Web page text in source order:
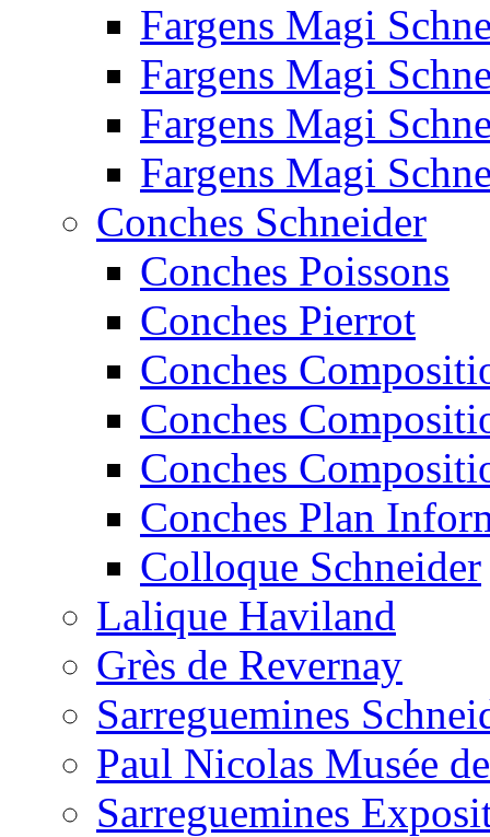
Fargens Magi
Fargens Magi
Fargens Magi
Fargens Magi
Conches Schneider
Conches Poissons
Conches Pierrot
Conches
Conches
Conches
Conches Plan
Colloque Schneider
Lalique Haviland
Grès de Revernay
Sarreguemines
Paul Nicolas Musée
Sarreguemines